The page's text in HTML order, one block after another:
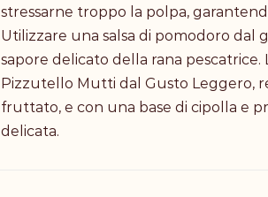
stressarne troppo la polpa,
Utilizzare una salsa di pomodoro dal
sapore delicato della rana pescatrice.
Pizzutello Mutti dal Gusto Leggero,
fruttato, e con una base di cipolla e
delicata.